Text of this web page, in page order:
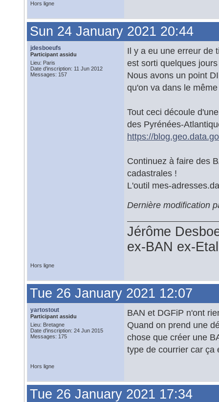
Hors ligne
Sun 24 January 2021 20:44
jdesboeufs
Participant assidu
Lieu: Paris
Date d'inscription: 11 Jun 2012
Messages: 157
Il y a eu une erreur de
est sorti quelques
Nous avons un point
qu'on va dans le
Tout ceci découle
des Pyrénées-
https://
Continuez à faire des
cadastrales !
L'outil mes-
Dernière modification
Jérôme
ex-BAN ex-
Hors ligne
Tue 26 January 2021 12:07
yartostout
Participant assidu
Lieu: Bretagne
Date d'inscription: 24 Jun 2015
Messages: 175
BAN et DGFiP n'ont
Quand on prend une
chose que créer une
type de courrier car ça
Hors ligne
Tue 26 January 2021 17:34